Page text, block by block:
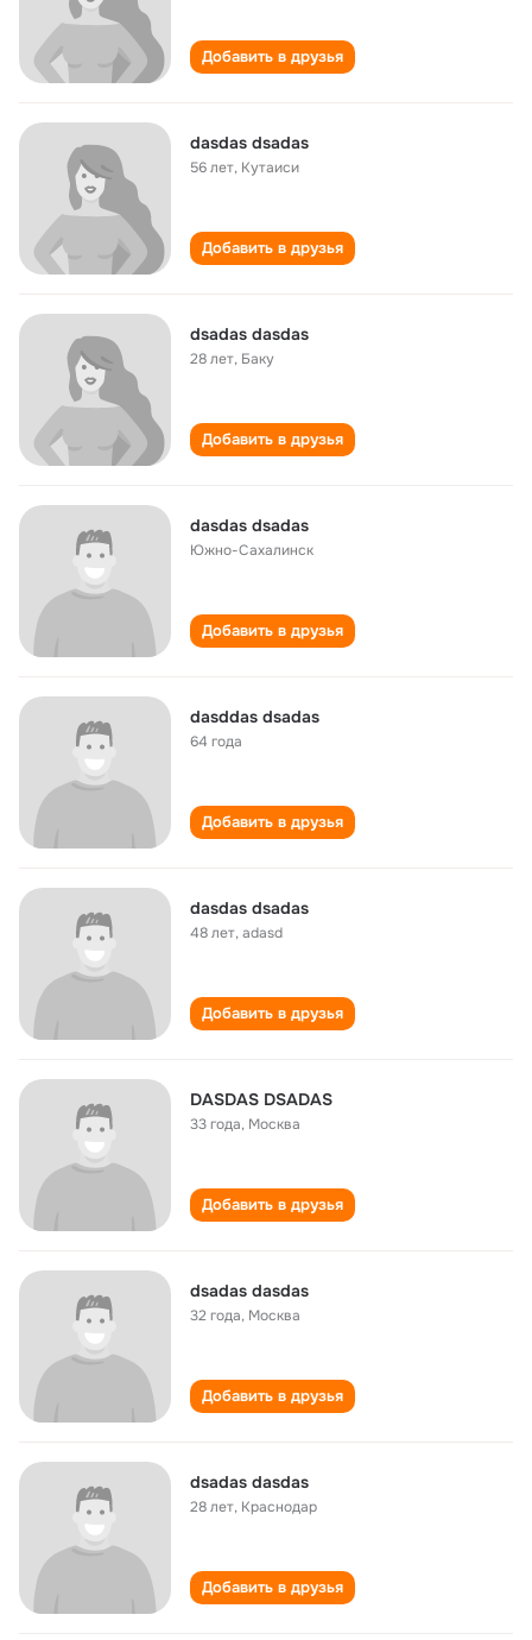
Добавить в друзья
dasdas dsadas
56 лет, Кутаиси
Добавить в друзья
dsadas dasdas
28 лет, Баку
Добавить в друзья
dasdas dsadas
Южно-Сахалинск
Добавить в друзья
dasddas dsadas
64 года
Добавить в друзья
dasdas dsadas
48 лет,adasd
Добавить в друзья
DASDAS DSADAS
33 года, Москва
Добавить в друзья
dsadas dasdas
32 года, Москва
Добавить в друзья
dsadas dasdas
28 лет, Краснодар
Добавить в друзья